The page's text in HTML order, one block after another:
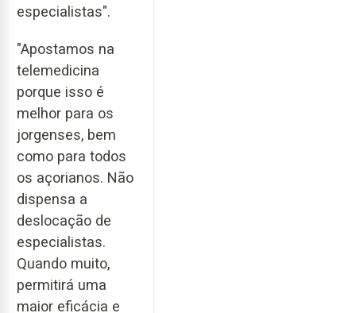
especialistas".
"Apostamos na
telemedicina
porque isso é
melhor para os
jorgenses, bem
como para todos
os açorianos. Não
dispensa a
deslocação de
especialistas.
Quando muito,
permitirá uma
maior eficácia e